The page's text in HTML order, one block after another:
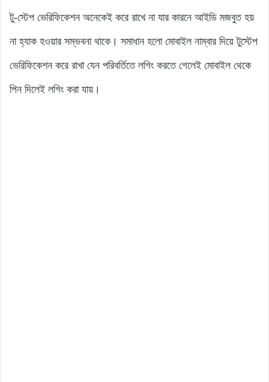
টু-স্টেপ ভেরিফিকেশন অনেকেই করে রাখে না যার কারনে আইডি মজবুত হয়
না হ্যাক হওয়ার সম্ভবনা থাকে। সমাধান হলো মোবাইল নাম্বার দিয়ে টুস্টেপ
ভেরিফিকেশন করে রাখা যেন পরিবর্তিতে লগিং করতে গেলেই মোবাইল থেকে
পিন দিলেই লগিং করা যায়।